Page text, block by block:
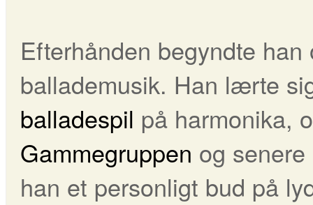
Efterhånden begyndte
ballademusik. Han lærte
balladespil på harmonika,
Gammegruppen og
han et personligt bud på